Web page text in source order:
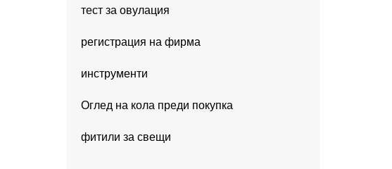
тест за овулация
регистрация на фирма
инструменти
Оглед на кола преди покупка
фитили за свещи